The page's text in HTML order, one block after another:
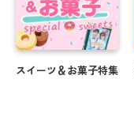
スイーツ＆お菓子特集